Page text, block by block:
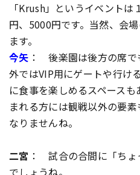
「Krush」というイベント
円、5000円です。当然、会
ます。
今矢 ： 後楽園は後方の席で
外ではVIP用にゲートや行け
に食事を楽しめるスペース
まれる方には観戦以外の要
なりませんね。
二宮 ： 試合の合間に「ちょ
でしょうね。